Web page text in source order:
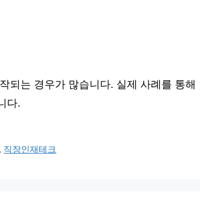
되는 경우가 많습니다. 실제 사례를 통해
다.
, 직장인재테크